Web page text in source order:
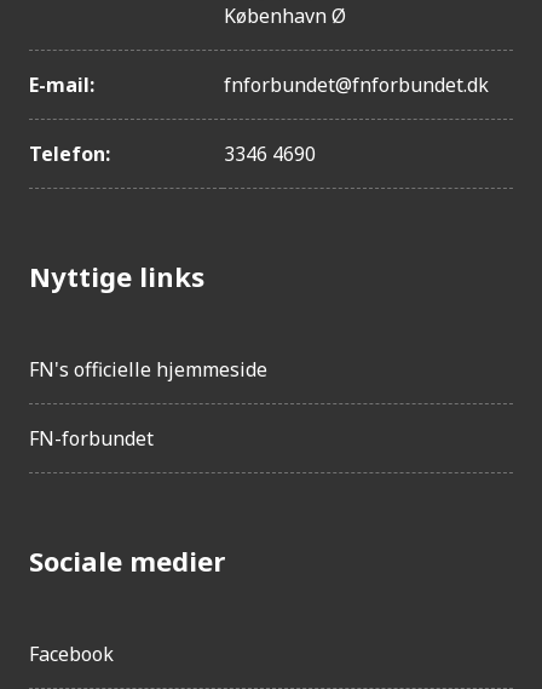
København Ø
E-mail: fnforbundet@fnforbundet.dk
Telefon: 3346 4690
Nyttige links
FN's officielle hjemmeside
FN-forbundet
Sociale medier
Facebook